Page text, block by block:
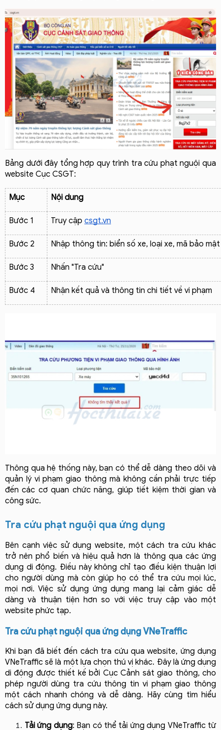
Bảng dưới đây tổng hợp quy trình tra cứu phạt nguội qua
website Cục CSGT:
Mục Nội dung
Bước 1 Truy cập csgt.vn
Bước 2 Nhập thông tin: biển số xe, loại xe, mã bảo mật
Bước 3 Nhấn "Tra cứu"
Bước 4 Nhận kết quả và thông tin chi tiết về vi phạm
Thông qua hệ thống này, bạn có thể dễ dàng theo dõi và
quản lý vi phạm giao thông mà không cần phải trực tiếp
đến các cơ quan chức năng, giúp tiết kiệm thời gian và
công sức.
Tra cứu phạt nguội qua ứng dụng
Bên cạnh việc sử dụng website, một cách tra cứu khác
trở nên phổ biến và hiệu quả hơn là thông qua các ứng
dụng di động. Điều này không chỉ tạo điều kiện thuận lợi
cho người dùng mà còn giúp họ có thể tra cứu mọi lúc,
mọi nơi. Việc sử dụng ứng dụng mang lại cảm giác dễ
dàng và thuận tiện hơn so với việc truy cập vào một
website phức tạp.
Tra cứu phạt nguội qua ứng dụng VNeTraffic
Khi bạn đã biết đến cách tra cứu qua website, ứng dụng
VNeTraffic sẽ là một lựa chọn thú vị khác. Đây là ứng dụng
di động được thiết kế bởi Cục Cảnh sát giao thông, cho
phép người dùng tra cứu thông tin vi phạm giao thông
một cách nhanh chóng và dễ dàng. Hãy cùng tìm hiểu
cách sử dụng ứng dụng này.
Tải ứng dụng: Bạn có thể tải ứng dụng VNeTraffic từ